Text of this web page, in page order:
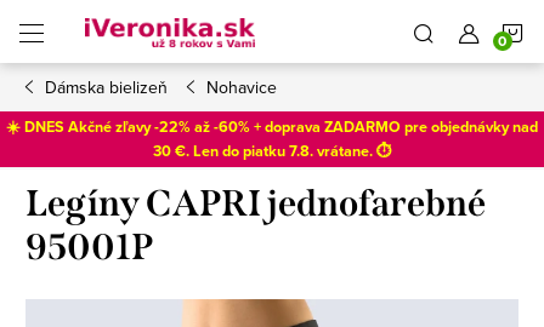
obsah
Dámska bielizeň Nohavice
☀️ DNES Akčné zľavy -22% až -60% + doprava ZADARMO pre objednávky nad
30 €. Len dopiatku 7.8. vrátane. ⏱️
Legíny CAPRI jednofarebné
95001P